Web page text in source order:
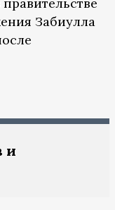
Забиулла
и